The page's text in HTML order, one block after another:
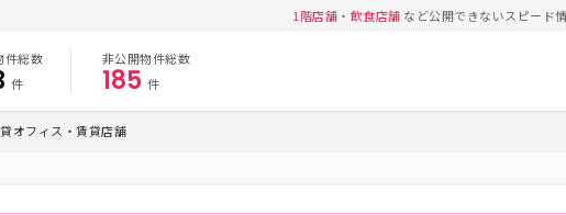
1階店舗 ・ 飲食店舗 など公開できないスピード
件総数
件
非公開物件総数
185 件
オフィス・賃貸店舗